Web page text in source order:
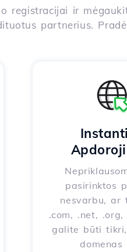
registracijai ir
partnerius.
pasirinktos
nesvarbu, ar
.com, .net,
galite būti
domenas